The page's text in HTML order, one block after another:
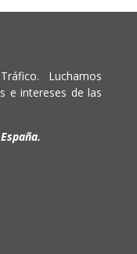
Luchamos
e intereses de las